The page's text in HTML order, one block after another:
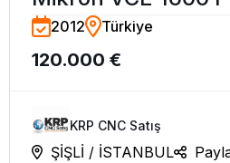
İşleme Merkezi-
2012 Türkiye
120.000 €
KRP CNC Satış
ŞİŞLİ / İSTANBUL